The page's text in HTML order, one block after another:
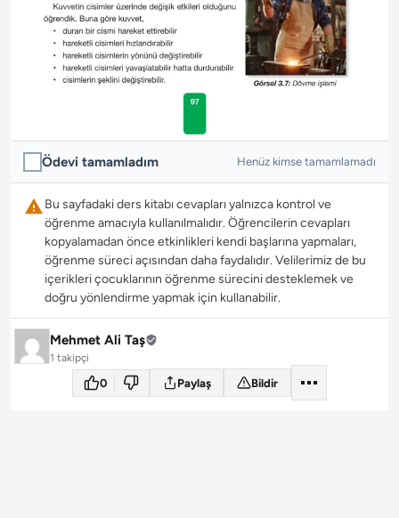
Ödevi tamamladım Henüz kimse tamamlamadı
Bu sayfadaki ders kitabı cevapları yalnızca kontrol ve
öğrenme amacıyla kullanılmalıdır. Öğrencilerin cevapları
kopyalamadan önce etkinlikleri kendi başlarına yapmaları,
öğrenme süreci açısından daha faydalıdır. Velilerimiz de bu
içerikleri çocuklarının öğrenme sürecini desteklemek ve
doğru yönlendirme yapmak için kullanabilir.
Mehmet Ali Taş
1 takipçi
0 Paylaş Bildir